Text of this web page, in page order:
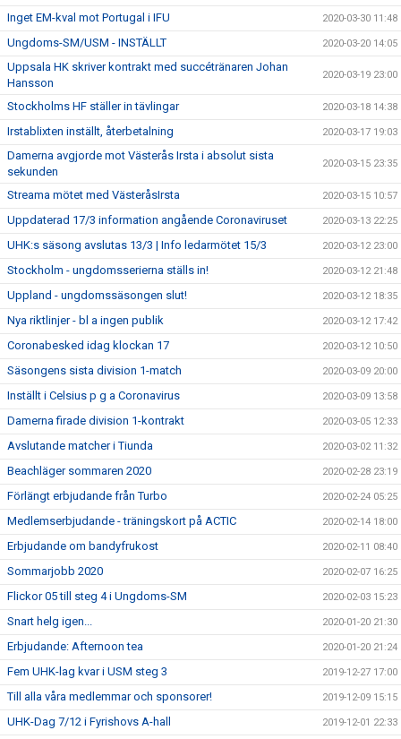
Inget EM-kval mot Portugal i IFU 2020-03-30 11:48
Ungdoms-SM/USM - INSTÄLLT 2020-03-20 14:05
Uppsala HK skriver kontrakt med succétränaren Johan
Hansson
2020-03-19 23:00
Stockholms HF ställer in tävlingar 2020-03-18 14:38
Irstablixten inställt, återbetalning 2020-03-17 19:03
Damerna avgjorde mot Västerås Irsta i absolut sista
sekunden
2020-03-15 23:35
Streama mötet med VästeråsIrsta 2020-03-15 10:57
Uppdaterad 17/3 information angående Coronaviruset 2020-03-13 22:25
UHK:s säsong avslutas 13/3 | Info ledarmötet 15/3 2020-03-12 23:00
Stockholm - ungdomsserierna ställs in! 2020-03-12 21:48
Uppland - ungdomssäsongen slut! 2020-03-12 18:35
Nya riktlinjer - bl a ingen publik 2020-03-12 17:42
Coronabesked idag klockan 17 2020-03-12 10:50
Säsongens sista division 1-match 2020-03-09 20:00
Inställt i Celsius p g a Coronavirus 2020-03-09 13:58
Damerna firade division 1-kontrakt 2020-03-05 12:33
Avslutande matcher i Tiunda 2020-03-02 11:32
Beachläger sommaren 2020 2020-02-28 23:19
Förlängt erbjudande från Turbo 2020-02-24 05:25
Medlemserbjudande - träningskort på ACTIC 2020-02-14 18:00
Erbjudande om bandyfrukost 2020-02-11 08:40
Sommarjobb 2020 2020-02-07 16:25
Flickor 05 till steg 4 i Ungdoms-SM 2020-02-03 15:23
Snart helg igen... 2020-01-20 21:30
Erbjudande: Afternoon tea 2020-01-20 21:24
Fem UHK-lag kvar i USM steg 3 2019-12-27 17:00
Till alla våra medlemmar och sponsorer! 2019-12-09 15:15
UHK-Dag 7/12 i Fyrishovs A-hall 2019-12-01 22:33